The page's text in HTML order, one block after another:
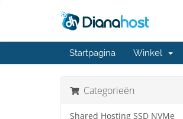
Startpagina Winkel
Categorieën
Shared Hosting SSD NVMe